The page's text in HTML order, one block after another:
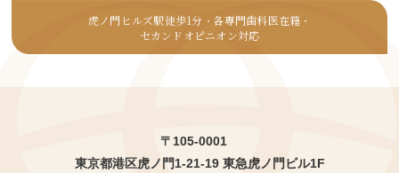
虎ノ門ヒルズ駅徒歩1分 ・各専門歯科医在籍 ・
セカンドオピニオン対応
〒105-0001
東京都港区虎ノ門1-21-19 東急虎ノ門ビル1F